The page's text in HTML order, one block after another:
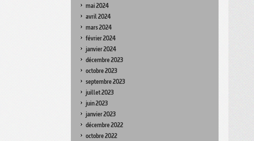
mai 2024
avril 2024
mars 2024
février 2024
janvier 2024
décembre 2023
octobre 2023
septembre 2023
juillet 2023
juin 2023
janvier 2023
décembre 2022
octobre 2022